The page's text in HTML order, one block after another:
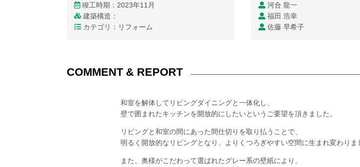
竣工時期：2023年11月
建築構造：
カテゴリ：リフォーム
河合 龍一
福田 浩幸
佐藤 早希子
COMMENT & REPORT
和室を解体してリビングダイニングと一体化し、
壁で囲まれたキッチンを開放的にしたいというご要望を頂きました。
リビングと和室の間にあった間仕切りを取り払うことで、
明るく開放的なリビングとなり、よりくつろぎやすい空間に生まれ変わりま
また、奥様がこだわって選ばれたグレー系の壁紙により、